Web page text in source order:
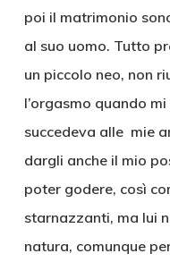
poi il matrimonio
al suo uomo. Tutto
un piccolo neo, non
l’orgasmo quando
succedeva alle mie
dargli anche il mio
poter godere, così
starnazzanti, ma lui
natura, comunque